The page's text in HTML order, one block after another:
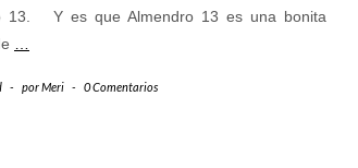
13. Y es que Almendro 13 es una bonita
- porMeri - 0 Comentarios